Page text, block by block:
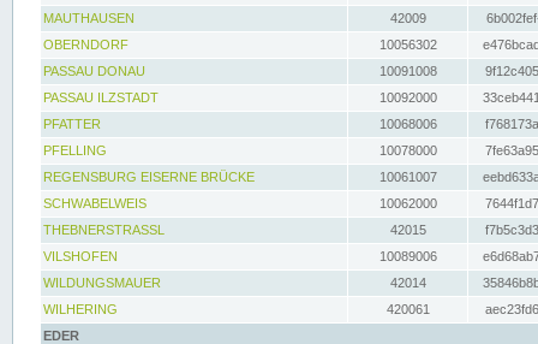
MAUTHAUSEN
42009
OBERNDORF
10056302
PASSAU DONAU
10091008
PASSAU ILZSTADT
10092000
PFATTER
10068006
PFELLING
10078000
REGENSBURG EISERNE BRÜCKE
10061007
SCHWABELWEIS
10062000
THEBNERSTRASSL
42015
VILSHOFEN
10089006
WILDUNGSMAUER
42014
WILHERING
420061
EDER